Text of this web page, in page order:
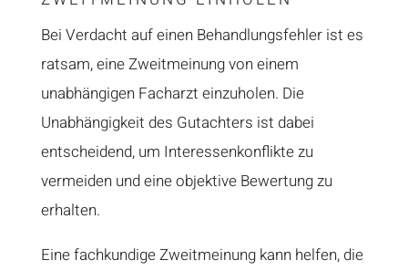
Bei Verdacht auf einen Behandlungsfehler ist es
ratsam, eine Zweitmeinung von einem
unabhängigen Facharzt einzuholen. Die
Unabhängigkeit des Gutachters ist dabei
entscheidend, um Interessenkonflikte zu
vermeiden und eine objektive Bewertung zu
erhalten.
Eine fachkundige Zweitmeinung kann helfen, die